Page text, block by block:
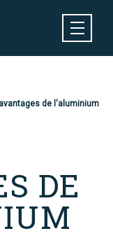
de l'aluminium
DE